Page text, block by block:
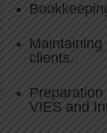
clients.
VIES and